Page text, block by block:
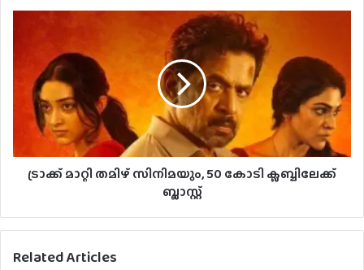
ട്രാക്ക് മാറ്റി തമിഴ് സിനിമയും, 50 കോടി ക്ലബ്ബിലേക്ക്
ബ്ലാസ്റ്റ്
Related Articles